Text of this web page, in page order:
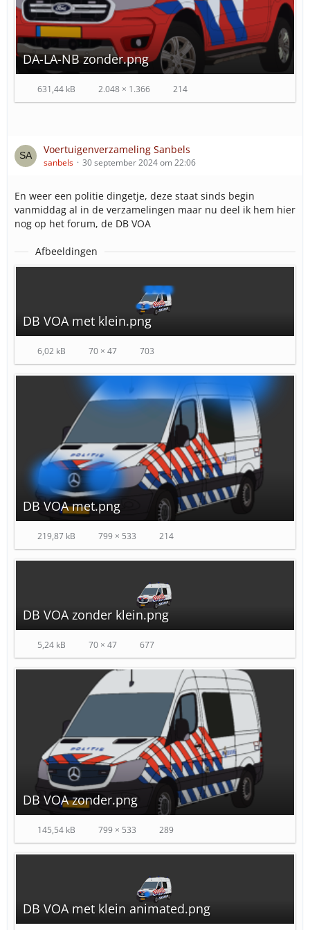
DA-LA-NB zonder.png
631,44 kB 2.048 × 1.366 214
Voertuigenverzameling Sanbels
sanbels 30 september 2024 om 22:06
En weer een politie dingetje, deze staat sinds begin
vanmiddag al in de verzamelingen maar nu deel ik hem hier
nog op het forum, de DB VOA
Afbeeldingen
DB VOA met klein.png
6,02 kB 70 × 47 703
DB VOA met.png
219,87 kB 799 × 533 214
DB VOA zonder klein.png
5,24 kB 70 × 47 677
DB VOA zonder.png
145,54 kB 799 × 533 289
DB VOA met klein animated.png